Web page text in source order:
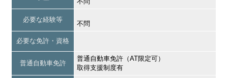
必要な経験等
不問
必要な免許・資格
普通自動車免許
普通自動車免許（AT限定可）
取得支援制度有